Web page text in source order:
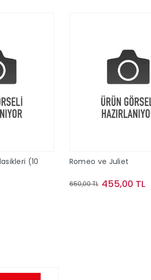
(10
Romeo ve Juliet
650,00 TL 455,00 TL